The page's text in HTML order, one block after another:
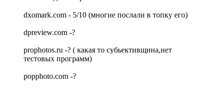
dxomark.com - 5/10 (многие послали в топку его)
dpreview.com -?
prophotos.ru -? ( какая то субьективщина,нет
тестовых программ)
popphoto.com -?